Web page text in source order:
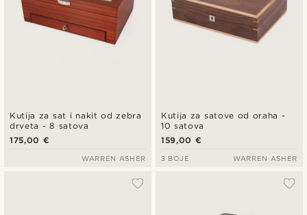
Kutija za sat i nakit od zebra
drveta - 8 satova
175,00 €
WARREN ASHER
Kutija za satove od oraha -
10 satova
159,00 €
3 BOJE WARREN ASHER